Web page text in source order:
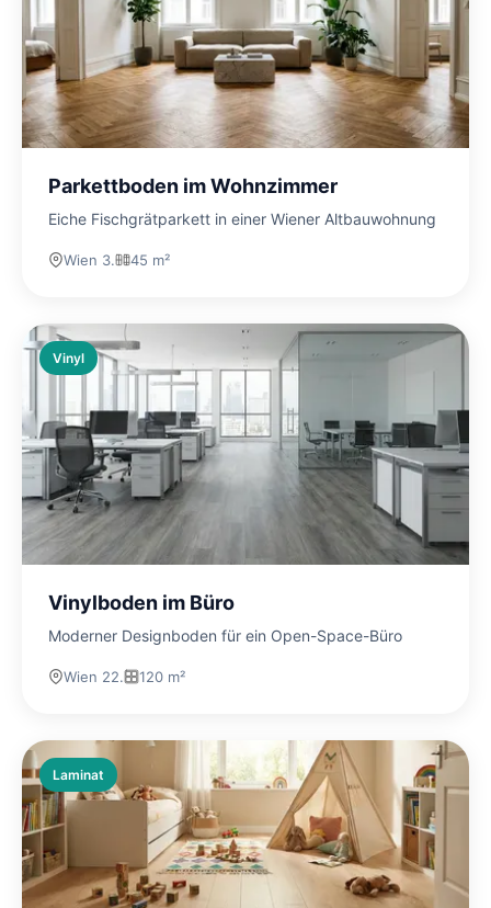
Parkettboden im Wohnzimmer
Eiche Fischgrätparkett in einer Wiener Altbauwohnung
Wien 3. 45 m²
Vinyl
Vinylboden im Büro
Moderner Designboden für ein Open-Space-Büro
Wien 22. 120 m²
Laminat